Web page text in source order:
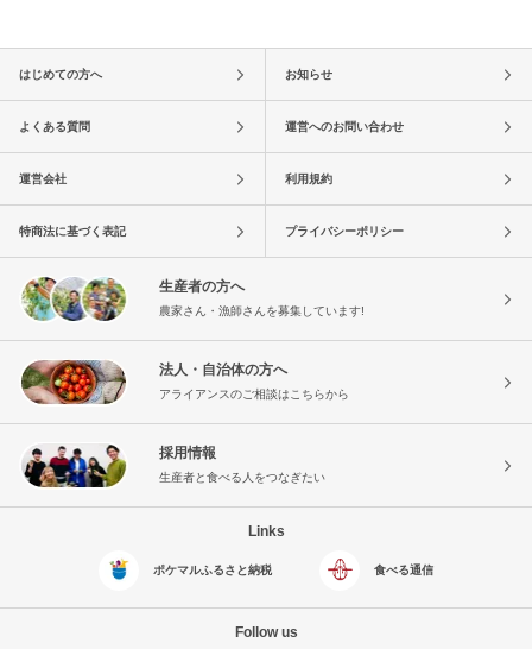
はじめての方へ お知らせ
よくある質問 運営へのお問い合わせ
運営会社 利用規約
特商法に基づく表記 プライバシーポリシー
生産者の方へ
農家さん・漁師さんを募集しています!
法人・自治体の方へ
アライアンスのご相談はこちらから
採用情報
生産者と食べる人をつなぎたい
Links
ポケマルふるさと納税 食べる通信
Follow us